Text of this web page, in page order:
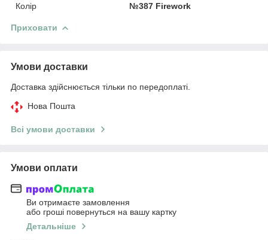
Колір
№387 Firework
Приховати
Умови доставки
Доставка здійснюється тільки по передоплаті.
Нова Пошта
Всі умови доставки
Умови оплати
Ви отримаєте замовлення
або гроші повернуться на вашу картку
Детальніше